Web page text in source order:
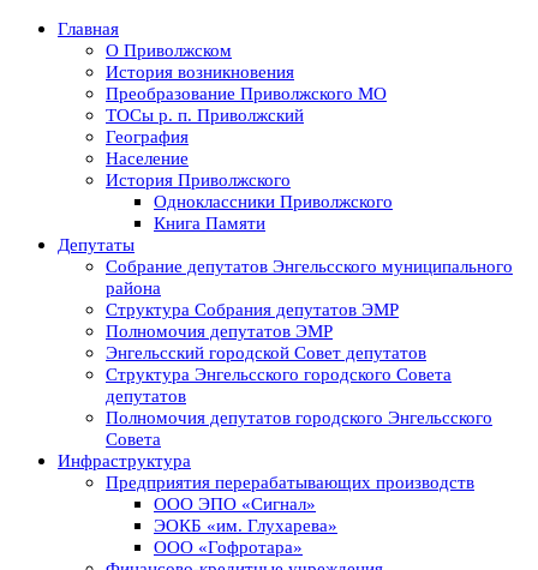
Главная
О Приволжском
История возникновения
Преобразование Приволжского МО
ТОСы р. п. Приволжский
География
Население
История Приволжского
Одноклассники Приволжского
Книга Памяти
Депутаты
Собрание депутатов Энгельсского муниципального
района
Структура Собрания депутатов ЭМР
Полномочия депутатов ЭМР
Энгельсский городской Совет депутатов
Структура Энгельсского городского Совета
депутатов
Полномочия депутатов городского Энгельсского
Совета
Инфраструктура
Предприятия перерабатывающих производств
ООО ЭПО «Сигнал»
ЭОКБ «им. Глухарева»
ООО «Гофротара»